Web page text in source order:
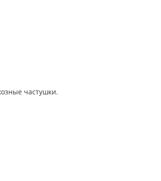
частушки.